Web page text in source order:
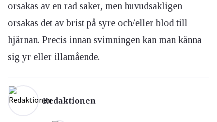
orsakas av en rad saker, men huvudsakligen
orsakas det av brist på syre och/eller blod till
hjärnan. Precis innan svimningen kan man känna
sig yr eller illamående.
Redaktionen